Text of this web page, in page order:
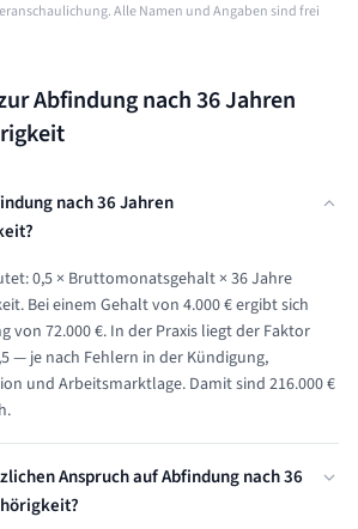
Alle Namen und Angaben sind frei
Abfindung nach36 Jahren
nach 36 Jahren
0,5 × Bruttomonatsgehalt × 36 Jahre
Bei einem Gehalt von 4.000 € ergibt sich
von 72.000 €. In der Praxis liegt der Faktor
— je nach Fehlern in der Kündigung,
und Arbeitsmarktlage. Damit sind 216.000 €
Anspruch auf Abfindung nach 36